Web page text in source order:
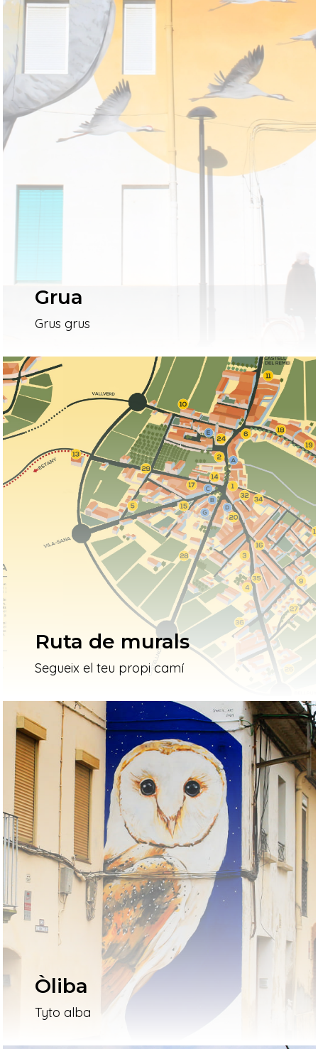
Grua
Grus grus
Ruta de murals
Segueix el teu propi camí
Òliba
Tyto alba